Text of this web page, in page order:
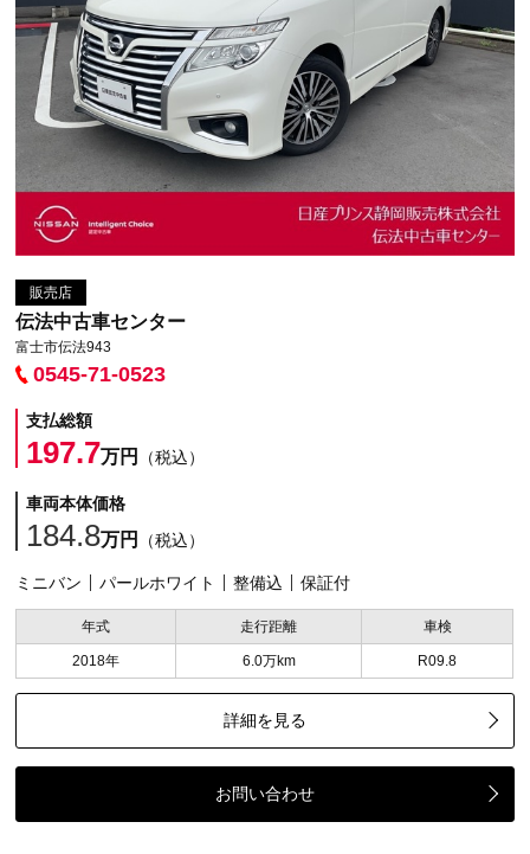
販売店
伝法中古車センター
富士市伝法943
0545-71-0523
支払総額
197.7万円 （税込）
車両本体価格
184.8万円 （税込）
ミニバン パールホワイト 整備込 保証付
年式 走行距離 車検
2018年 6.0万km R09.8
詳細を見る
お問い合わせ